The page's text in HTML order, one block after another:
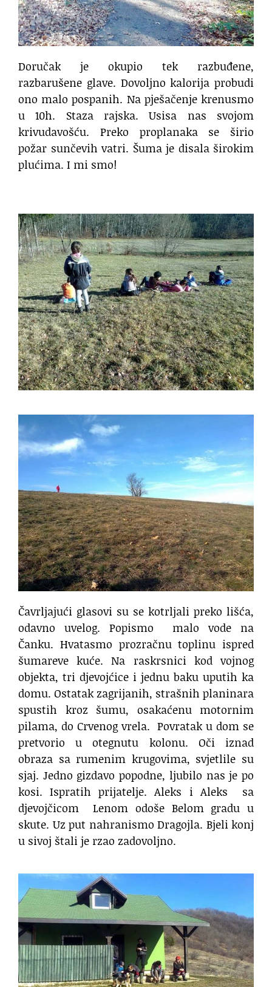
Doručak je okupio tek razbuđene,
razbarušene glave. Dovoljno kalorija probudi
ono malo pospanih. Na pješačenje krenusmo
u 10h. Staza rajska. Usisa nas svojom
krivudavošću. Preko proplanaka se širio
požar sunčevih vatri. Šuma je disala širokim
plućima. I mi smo!
Čavrljajući glasovi su se kotrljali preko lišća,
odavno uvelog. Popismo
malo vode na
Čanku. Hvatasmo prozračnu toplinu ispred
šumareve kuće. Na raskrsnici kod vojnog
objekta, tri djevojćice i jednu baku uputih ka
domu. Ostatak zagrijanih, strašnih planinara
spustih kroz šumu, osakaćenu motornim
pilama, do Crvenog vrela. Povratak u dom se
pretvorio u otegnutu kolonu. Oči iznad
obraza sa rumenim krugovima, svjetlile su
sjaj. Jedno gizdavo popodne, ljubilo nas je po
kosi. Ispratih prijatelje. Aleks i Aleks
sa
djevojčicom
Lenom odoše Belom gradu u
skute. Uz put nahranismo Dragojla. Bjeli konj
u sivoj štali je rzao zadovoljno.